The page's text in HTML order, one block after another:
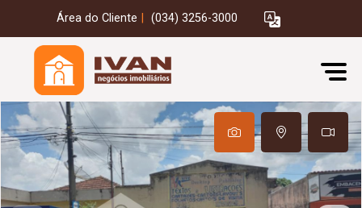
Área do Cliente (034) 3256-3000